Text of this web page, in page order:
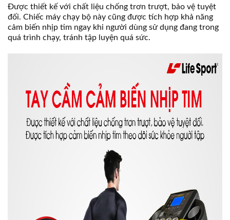
Được thiết kế với chất liệu chống trơn trượt, bảo vệ tuyệt
đối. Chiếc máy chạy bộ này cũng được tích hợp khả năng
cảm biến nhịp tim ngay khi người dùng sử dụng đang trong
quá trình chạy, tránh tập luyện quá sức.